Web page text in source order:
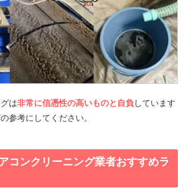
は非常に信憑性の高いものと自負 しています
参考にしてください。
コンクリーニング業者おすすめラ